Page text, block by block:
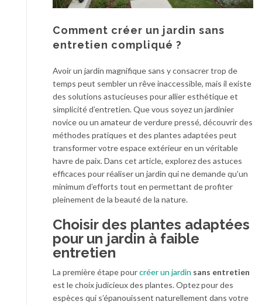
Comment créer un jardin sans
entretien compliqué ?
Avoir un jardin magnifique sans y consacrer trop de
temps peut sembler un rêve inaccessible, mais il existe
des solutions astucieuses pour allier esthétique et
simplicité d’entretien. Que vous soyez un jardinier
novice ou un amateur de verdure pressé, découvrir des
méthodes pratiques et des plantes adaptées peut
transformer votre espace extérieur en un véritable
havre de paix. Dans cet article, explorez des astuces
efficaces pour réaliser un jardin qui ne demande qu’un
minimum d’efforts tout en permettant de profiter
pleinement de la beauté de la nature.
Choisir des plantes adaptées
pour un jardin à faible
entretien
La première étape pourcréer un jardin sans entretien
est le choix judicieux des plantes. Optez pour des
espèces qui s’épanouissent naturellement dans votre